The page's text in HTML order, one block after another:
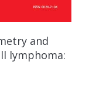
and
lymphoma: